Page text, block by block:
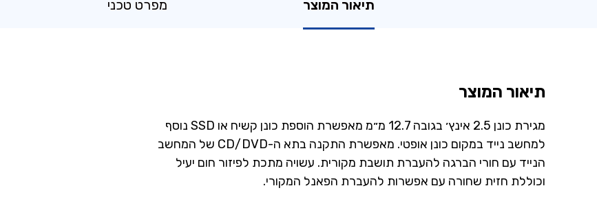
תיאור המוצר מפרט טכני
תיאור המוצר
מגירת כונן 2.5 אינץ׳ בגובה 12.7 מ״מ מאפשרת הוספת כונן קשיח או SSD נוסף
למחשב נייד במקום כונן אופטי. מאפשרת התקנה בתא ה-CD/DVD של המחשב
הנייד עם חורי הברגה להעברת תושבת מקורית. עשויה מתכת לפיזור חום יעיל
וכוללת חזית שחורה עם אפשרות להעברת הפאנל המקורי.